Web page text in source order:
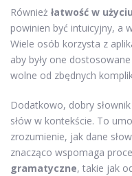
Również łatwość w użyciu
powinien być intuicyjny, a
Wiele osób korzysta z
aby były one
wolne od zbędnych
Dodatkowo, dobry
słów w kontekście. To
zrozumienie, jak dane
znacząco wspomaga
gramatyczne, takie jak